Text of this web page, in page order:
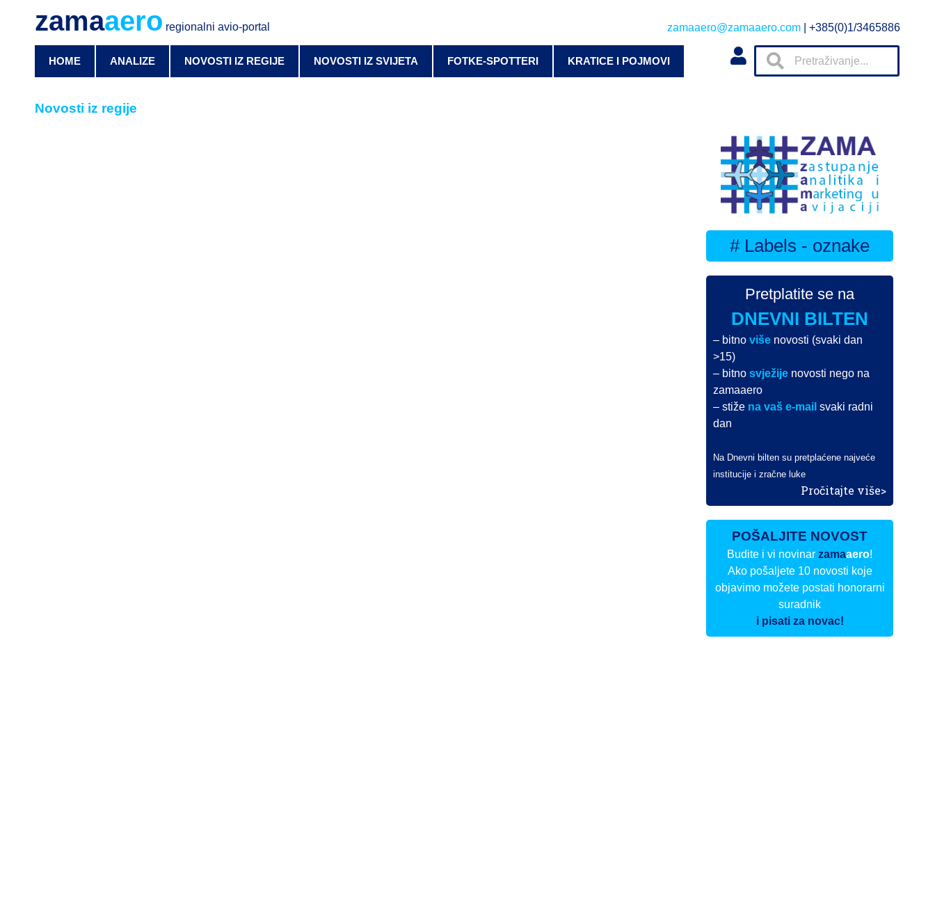
zamaaero regionalni avio-portal zamaaero@zamaaero.com | +385(0)1/3465886
HOME ANALIZE NOVOSTI IZ REGIJE NOVOSTI IZ SVIJETA FOTKE-SPOTTERI KRATICE I POJMOVI
Novosti iz regije
# Labels - oznake
Pretplatite se na
DNEVNI BILTEN
– bitnoviše novosti (svaki dan
>15)
– bitnosvježije novosti nego na
zamaaero
– stiže na vaš e-mail svaki radni
dan
Na Dnevni bilten su pretplaćene najveće
institucije i zračne luke
Pročitajte više>
POŠALJITE NOVOST
Budite i vi novinarzamaaero!
Ako pošaljete 10 novosti koje
objavimo možete postati honorarni
suradnik
i pisati za novac!